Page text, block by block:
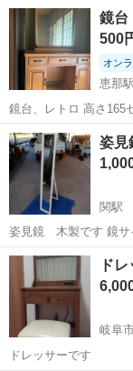
粧品類を収納するス
です。 ベッドサイドテ
岐阜 大垣市 ド
鏡台
500
オン
恵那駅
鏡台、レトロ 高さ165
奥行き42センチ 古く
ものだと思います。 タ
付近で受け渡しでも可
岐阜 恵那市 恵
姿
関駅
姿見鏡 木製です 鏡サイズ 横293㍉×高さ1393㍉ 下にひび割れ有り
ますが、塗装割れのよ
引き取りに来て頂け
岐阜 関市
ド
岐阜
ドレッサーです